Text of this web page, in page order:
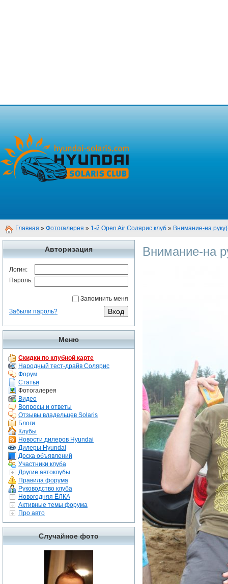
Главная » Фотогалерея » 1-й Open Air Солярис клуб » Внимание-на
Авторизация
Логин:
Пароль:
Запомнить меня
Забыли пароль?
Меню
Скидки по клубной карте
Народный тест-драйв Солярис
Форум
Статьи
Фотогалерея
Видео
Вопросы и ответы
Отзывы владельцев Solaris
Блоги
Клубы
Новости дилеров Hyundai
Дилеры Hyundai
Доска объявлений
Участники клуба
Другие автоклубы
Правила форума
Руководство клуба
Новогодняя ЁЛКА
Активные темы форума
Про авто
Случайное фото
Внимание-на